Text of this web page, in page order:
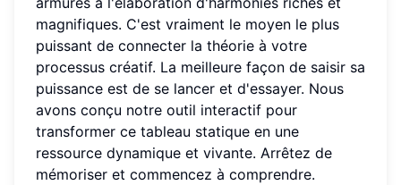
magnifiques. C'est vraiment le moyen le plus
puissant de connecter la théorie à votre
processus créatif. La meilleure façon de saisir sa
puissance est de se lancer et d'essayer. Nous
avons conçu notre outil interactif pour
transformer ce tableau statique en une
ressource dynamique et vivante. Arrêtez de
mémoriser et commencez à comprendre.